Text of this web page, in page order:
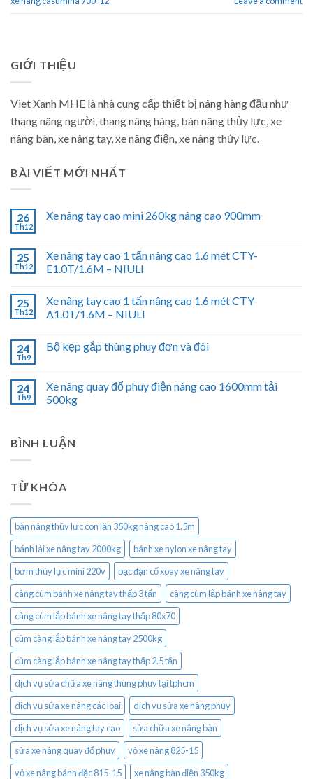
GIỚI THIỆU
Viet Xanh MHE là nhà cung cấp thiết bị nâng hàng đầu như
thang nâng người, thang nâng hàng, bàn nâng thủy lực, xe
nâng bàn, xe nâng tay, xe nâng điện, xe nâng thủy lực.
BÀI VIẾT MỚI NHẤT
26
Th12
Xe nâng tay cao mini 260kg nâng cao 900mm
25
Th12
Xe nâng tay cao 1 tấn nâng cao 1.6 mét CTY-
E1.0T/1.6M – NIULI
25
Th12
Xe nâng tay cao 1 tấn nâng cao 1.6 mét CTY-
A1.0T/1.6M – NIULI
24
Th9
Bộ kẹp gắp thùng phuy đơn và đôi
24
Th9
Xe nâng quay đổ phuy điện nâng cao 1600mm tải
500kg
BÌNH LUẬN
TỪ KHÓA
bàn nâng thủy lực con lăn 350kg nâng cao 1.5m
bánh lái xe nâng tay 2000kg
bánh xe nylon xe nâng tay
bơm thủy lực mini 220v
bạc đạn cổ xoay xe nâng tay
càng cùm bánh xe nâng tay thấp 3 tấn
càng cùm lắp bánh xe nâng tay
càng cùm lắp bánh xe nâng tay thấp 80x70
cùm càng lắp bánh xe nâng tay 2500kg
cùm càng lắp bánh xe nâng tay thấp 2.5 tấn
dịch vụ sửa chữa xe nâng thùng phuy tại tphcm
dịch vụ sửa xe nâng các loại
dịch vụ sửa xe nâng phuy
dịch vụ sửa xe nâng tay cao
sửa chữa xe nâng bàn
sửa xe nâng quay đổ phuy
vỏ xe nâng 825-15
vỏ xe nâng bánh đặc 815-15
xe nâng bàn điện 350kg